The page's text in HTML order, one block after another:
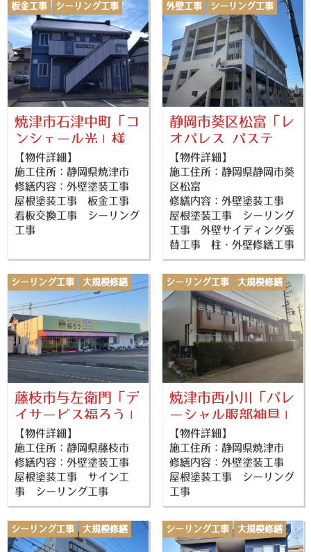
焼津市石津中町「コ
ンシェール光」様
【物件詳細】
施工住所：静岡県焼津市
修繕内容：外壁塗装工事
屋根塗装工事 板金工事
看板交換工事 シーリング
工事
板金工事
シーリング工事
大規模修繕
外壁塗装
屋根塗装
静岡市葵区松富「レ
オパレス パステ
ロ」様
【物件詳細】
施工住所：静岡県静岡市葵
区松富
修繕内容：外壁塗装工事
屋根塗装工事 シーリング
工事 外壁サイディング張
替工事 柱・外壁修繕工事
外壁工事
シーリング工事
大規模修繕
外壁塗装
屋根塗装
藤枝市与左衛門「デ
イサービス福ろう」
様
【物件詳細】
施工住所：静岡県藤枝市
修繕内容：外壁塗装工事
屋根塗装工事 サイン工
事 シーリング工事
シーリング工事
大規模修繕
外壁塗装
屋根塗装
焼津市西小川「パレ
ーシャル服部神具」
様
【物件詳細】
施工住所：静岡県焼津市
修繕内容：外壁塗装工事
屋根塗装工事 シーリング
工事
シーリング工事
大規模修繕
外壁塗装
屋根塗装
シーリング工事
大規模修繕
外壁塗装
防水工事
シーリング工事
大規模修繕
外壁塗装
屋根塗装